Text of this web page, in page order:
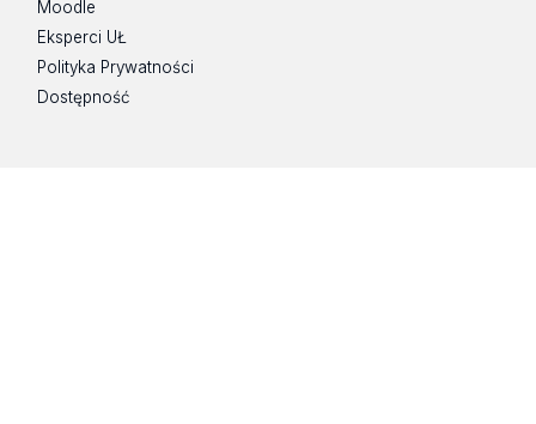
Moodle
Eksperci UŁ
Polityka Prywatności
Dostępność